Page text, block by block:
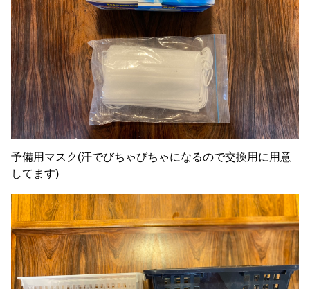
予備用マスク(汗でびちゃびちゃになるので交換用に用意
してます)